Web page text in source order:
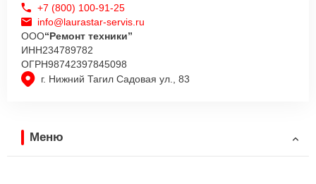
г. Нижний Тагил Садовая ул., 83
+7 (800) 100-91-25
info@laurastar-servis.ru
ООО“Ремонт техники”
ИНН234789782
ОГРН98742397845098
Меню